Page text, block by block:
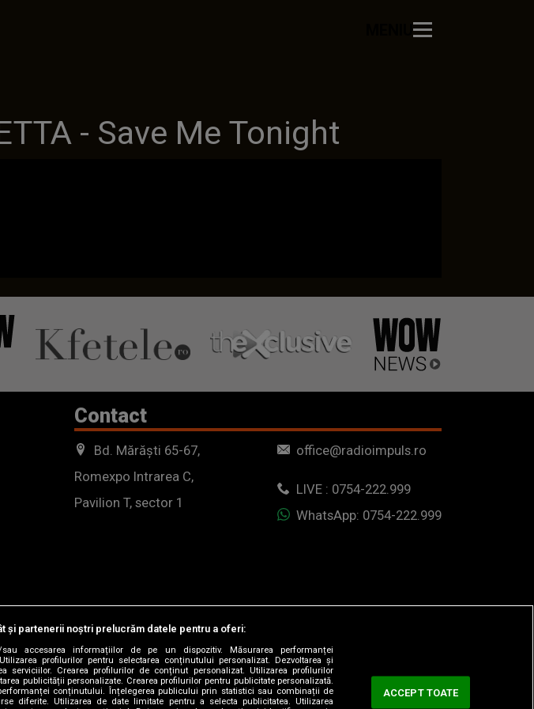
- Save Me Tonight
Contact
Bd. Mărăști 65-67,
Romexpo Intrarea C,
Pavilion T, sector 1
office@radioimpuls.ro
LIVE : 0754-222.999
WhatsApp: 0754-222.999
și partenerii noștri prelucrăm datele pentru a oferi:
sau accesarea informațiilor de pe un dispozitiv. Măsurarea performanței
profilurilor pentru selectarea conținutului personalizat. Dezvoltarea și
serviciilor. Crearea profilurilor de conținut personalizat. Utilizarea profilurilor
publicității personalizate. Crearea profilurilor pentru publicitate personalizată.
conținutului. Înțelegerea publicului prin statistici sau combinații de
diferite. Utilizarea de date limitate pentru a selecta publicitatea. Utilizarea
ACCEPT TOATE